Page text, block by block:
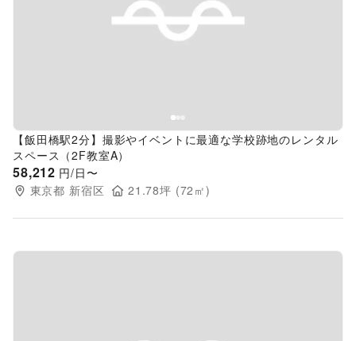
Previous slide
【飯田橋駅2分】撮影やイベントに最適な学校跡地のレンタル
スペース（2F教室A）
58,212 円/日〜
東京都 新宿区 21.78坪 (72 ㎡)